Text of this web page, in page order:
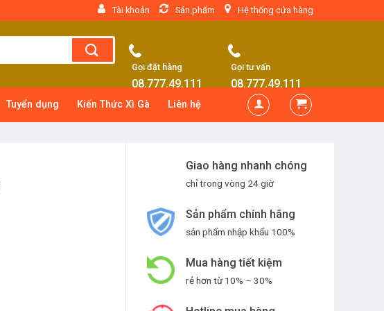
Tài khoản Sản phẩm Hệ thống cửa hàng
Gọi đặt hàng
08.777.49.111
Gọi tư vấn
08.777.49.111
Tuyển dụng Kiến Thức Xì Gà Liên hệ
Giao hàng nhanh chóng
chỉ trong vòng 24 giờ
Sản phẩm chính hãng
sản phẩm nhập khẩu 100%
Mua hàng tiết kiệm
rẻ hơn từ 10% – 30%